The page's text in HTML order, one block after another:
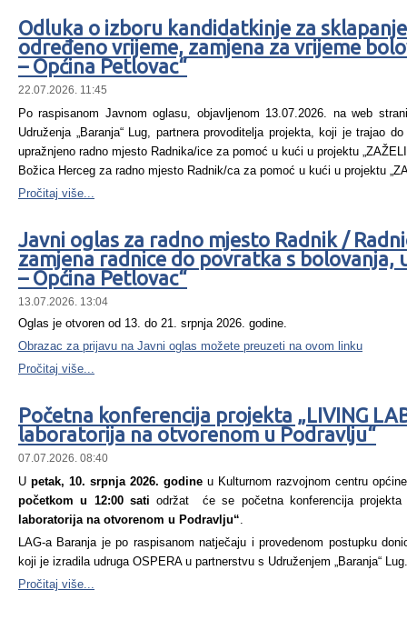
Odluka o izboru kandidatkinje za
određeno vrijeme, zamjena za vrijeme
– Općina Petlovac“
22.07.2026. 11:45
Po raspisanom Javnom oglasu, objavljenom 13.07.2026. na web
Udruženja „Baranja“ Lug, partnera provoditelja projekta, koji je trajao
upražnjeno radno mjesto Radnika/ice za pomoć u kući u projektu
Božica Herceg za radno mjesto Radnik/ca za pomoć u kući u projektu
Pročitaj više...
Javni oglas za radno mjesto Radnik /
zamjena radnice do povratka s bolovanja,
– Općina Petlovac“
13.07.2026. 13:04
Oglas je otvoren od 13. do 21. srpnja 2026. godine.
Obrazac za prijavu na Javni oglas možete preuzeti na ovom linku
Pročitaj više...
Početna konferencija projekta „LIVING
laboratorija na otvorenom u Podravlju“
07.07.2026. 08:40
U petak, 10. srpnja 2026. godine u Kulturnom razvojnom centru
početkom u 12:00 satiodržat će se početna konferencija projekta
laboratorija na otvorenom u Podravlju“.
LAG-a Baranja je po raspisanom natječaju i provedenom postupku
koji je izradila udruga OSPERA u partnerstvu s Udruženjem „Baranja“ Lug.
Pročitaj više...